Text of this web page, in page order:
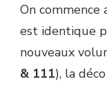
On commence
est identique
nouveaux
& 111), la